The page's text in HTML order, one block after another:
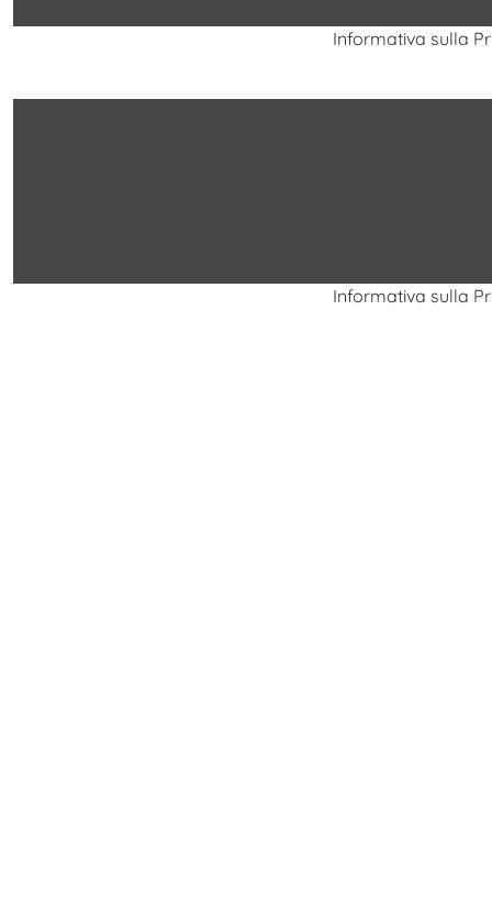
Informativa sulla
Informativa sulla